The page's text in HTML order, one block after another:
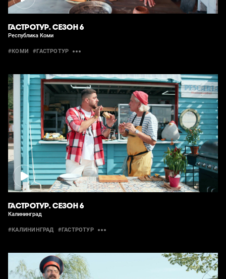
ГАСТРОТУР. СЕЗОН 6
Республика Коми
#КОМИ #ГАСТРОТУР
ГАСТРОТУР. СЕЗОН 6
Калининград
#КАЛИНИНГРАД #ГАСТРОТУР